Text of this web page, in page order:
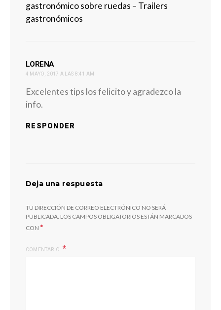
gastronómico sobre ruedas – Trailers
gastronómicos
LORENA
4 MAYO, 2017 A LAS 8:41 AM
Excelentes tips los felicito y agradezco la
info.
RESPONDER
Deja una respuesta
TU DIRECCIÓN DE CORREO ELECTRÓNICO NO SERÁ
PUBLICADA. LOS CAMPOS OBLIGATORIOS ESTÁN MARCADOS
CON *
COMENTARIO